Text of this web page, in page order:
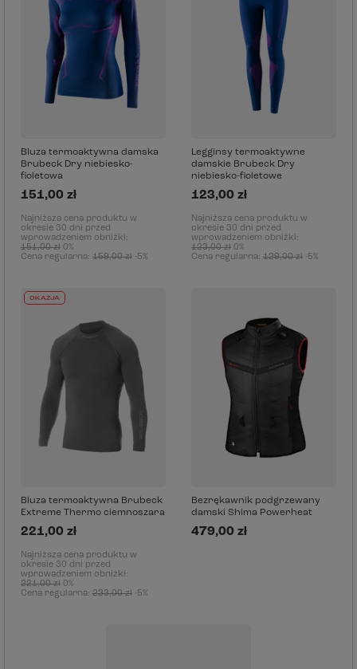
Bluza termoaktywna damska
Brubeck Dry niebiesko-
fioletowa
151,00 zł
Najniższa cena produktu w
okresie 30 dni przed
wprowadzeniem obniżki:
151,00 zł 0%
Cena regularna: 159,00 zł -5%
Legginsy termoaktywne
damskie Brubeck Dry
niebiesko-fioletowe
123,00 zł
Najniższa cena produktu w
okresie 30 dni przed
wprowadzeniem obniżki:
123,00 zł 0%
Cena regularna: 129,00 zł -5%
OKAZJA
Bluza termoaktywna Brubeck
Extreme Thermo ciemnoszara
221,00 zł
Najniższa cena produktu w
okresie 30 dni przed
wprowadzeniem obniżki:
221,00 zł 0%
Cena regularna: 233,00 zł -5%
Bezrękawnik podgrzewany
damski Shima Powerheat
479,00 zł